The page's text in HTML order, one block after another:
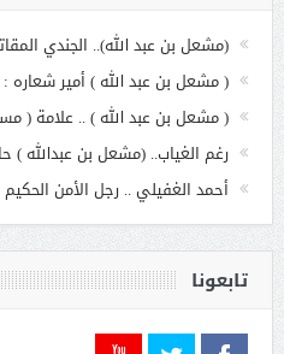
(مشعل بن عبد الله).. الجندي
( مشعل بن عبد الله ) أمير
( مشعل بن عبد الله ) .. علامة (
رغم الغياب.. (مشعل بن عبدالله )
أحمد الغفيلي .. رجل الأمن الحكيم
تابعونا